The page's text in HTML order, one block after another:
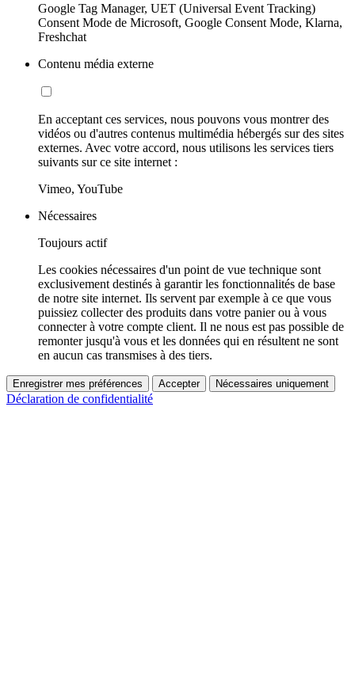
Google Tag Manager, UET (Universal Event Tracking)
Consent Mode de Microsoft, Google Consent Mode, Klarna,
Freshchat
Contenu média externe
En acceptant ces services, nous pouvons vous montrer des
vidéos ou d'autres contenus multimédia hébergés sur des sites
externes. Avec votre accord, nous utilisons les services tiers
suivants sur ce site internet :
Vimeo, YouTube
Nécessaires
Toujours actif
Les cookies nécessaires d'un point de vue technique sont
exclusivement destinés à garantir les fonctionnalités de base
de notre site internet. Ils servent par exemple à ce que vous
puissiez collecter des produits dans votre panier ou à vous
connecter à votre compte client. Il ne nous est pas possible de
remonter jusqu'à vous et les données qui en résultent ne sont
en aucun cas transmises à des tiers.
Enregistrer mes préférences Accepter Nécessaires uniquement
Déclaration de confidentialité